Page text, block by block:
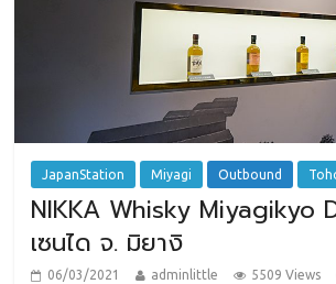
JapanStation Miyagi Outbound
NIKKA Whisky Miyagikyo
เซนได จ. มิยางิ
06/03/2021 adminlittle 5509 Views